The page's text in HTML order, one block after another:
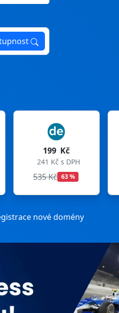
199 Kč
241 Kč s DPH
699 Kč 72 %
nové domény